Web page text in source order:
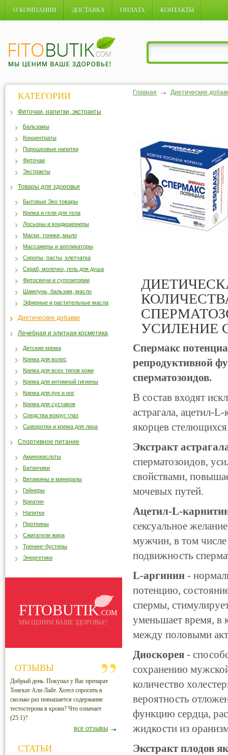
О КОМПАНИИ ДОСТАВКА ОПЛАТА КОНТАКТЫ
Главная Диетические
УСИЛЕНИЕ
Спермакс
репродуктивной
сперматозоидов.
В состав входят
астрагала, ацетил-
якорцев
Экстракт
сперматозоидов,
свойствами,
мочевых путей.
Ацетил-L-
сексуальное
мужчин, в том числе
подвижность
L-аргинин -
потенцию,
спермы,
уменьшает время, в
между половыми
Диоскорея -
сохранению
количество
вероятность
функцию сердца,
жидкости из
Экстракт плодов
КАТЕГОРИИ
Фиточаи, напитки, экстракты
Бальзамы
Концентраты
Порошковые напитки
Фиточаи
Экстракты
Товары для здоровья
Бытовые Эко товары
Крема и гели для тела
Лосьоны и кондиционеры
Маски, тоники, мыло
Массажеры и аппликаторы
Сиропы, пасты, клетчатка
Скраб, молочко, гель для душа
Фитосвечи и супозитории
Шампунь, бальзам, масло
Эфирные и растительные масла
Диетические добавки
Лечебная и элитная косметика
Детские крема
Крема для волос
Крема для всех типов кожи
Крема для интимной гигиены
Крема для рук и ног
Крема для суставов
Средства вокруг глаз
Сыворотки и крема для лица
Спортивное питание
Аминокислоты
Батончики
Витамины и минералы
Гейнеры
Креатин
Напитки
Протеины
Сжигатели жира
Тренинг-бустеры
Энергетики
FITOBUTIK.COM
МЫ ЦЕНИМ ВАШЕ ЗДОРОВЬЕ!
ОТЗЫВЫ
Добрый день. Покупал у Вас препарат
Тонгкат Али Лайт. Хотел спросить в
сколько раз повышается содержание
тестостерона в крови? Что означает
(25:1)?
все отзывы
СТАТЬИ